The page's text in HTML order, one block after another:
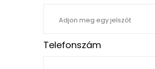
Telefonszám